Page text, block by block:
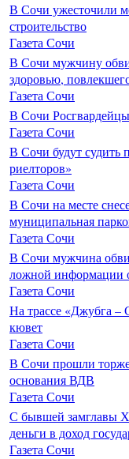
В Сочи ужесточили
строительство
Газета Сочи
В Сочи мужчину
здоровью,
Газета Сочи
В Сочи
Газета Сочи
В Сочи будут судить
риелторов»
Газета Сочи
В Сочи на месте
муниципальная
Газета Сочи
В Сочи мужчина
ложной информации
Газета Сочи
На трассе «Джубга –
кювет
Газета Сочи
В Сочи прошли
основания ВДВ
Газета Сочи
С бывшей замглавы
деньги в доход
Газета Сочи